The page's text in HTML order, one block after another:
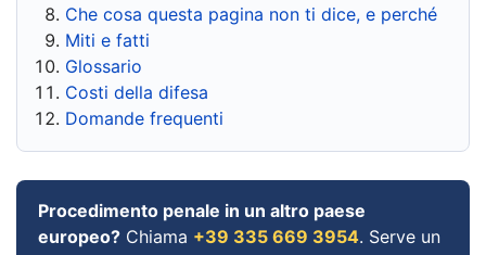
Che cosa questa pagina non ti dice, e perché
Miti e fatti
Glossario
Costi della difesa
Domande frequenti
Procedimento penale in un altro paese
europeo? Chiama +39 335 669 3954. Serve un